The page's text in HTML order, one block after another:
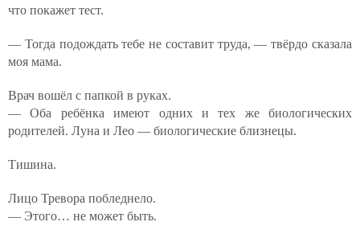
что покажет тест.
— Тогда подождать тебе не составит труда, — твёрдо сказала
моя мама.
Врач вошёл с папкой в руках.
— Оба ребёнка имеют одних и тех же биологических
родителей. Луна и Лео — биологические близнецы.
Тишина.
Лицо Тревора побледнело.
— Этого… не может быть.